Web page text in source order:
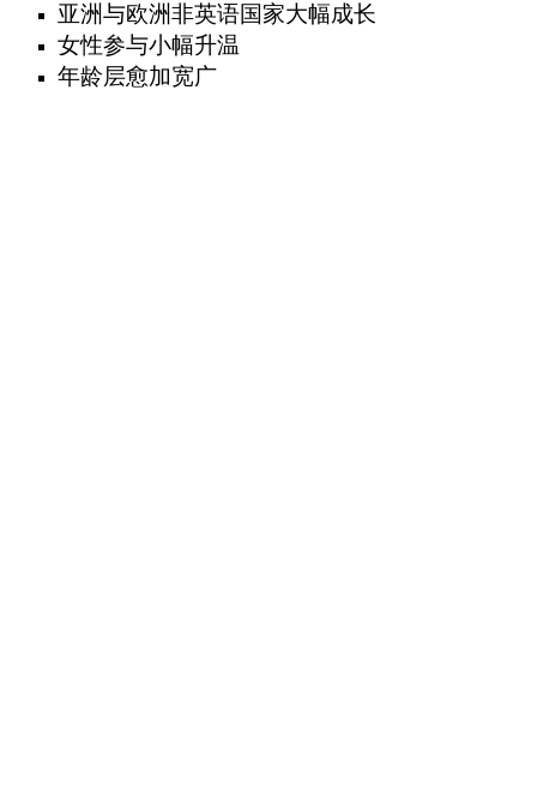
亚洲与欧洲非英语国家大幅成长
女性参与小幅升温
年龄层愈加宽广